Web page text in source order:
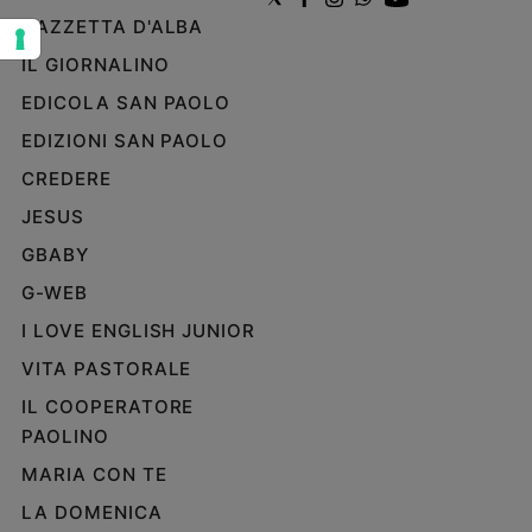
e
giovani
Adolescenza
Bioetica
Riflessioni
Foto
Video
Privacy
GAZZETTA D'ALBA
IL GIORNALINO
EDICOLA SAN PAOLO
EDIZIONI SAN PAOLO
CREDERE
JESUS
GBABY
G-WEB
I LOVE ENGLISH JUNIOR
VITA PASTORALE
IL COOPERATORE
PAOLINO
MARIA CON TE
LA DOMENICA